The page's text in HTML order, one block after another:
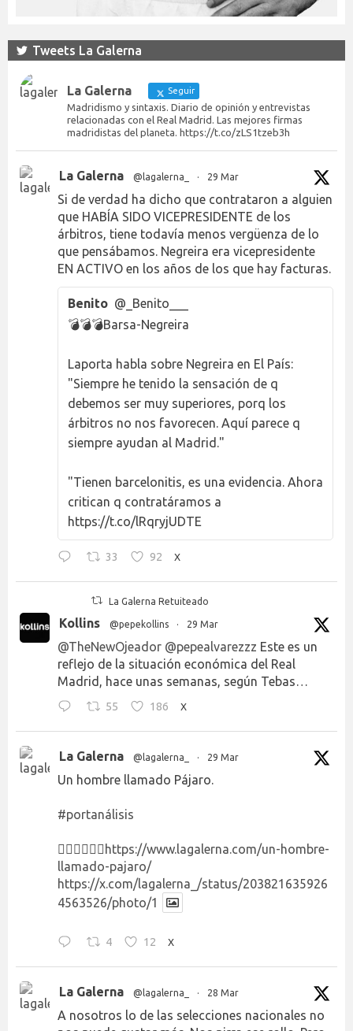
Tweets La Galerna
La Galerna Seguir
Madridismo y sintaxis. Diario de opinión y entrevistas
relacionadas con el Real Madrid. Las mejores firmas
madridistas del planeta. https://t.co/zLS1tzeb3h
La Galerna @lagalerna_ · 29 Mar
Si de verdad ha dicho que contrataron a alguien
que HABÍA SIDO VICEPRESIDENTE de los
árbitros, tiene todavía menos vergüenza de lo
que pensábamos. Negreira era vicepresidente
EN ACTIVO en los años de los que hay facturas.
Benito @_Benito___
💣💣💣Barsa-Negreira
Laporta habla sobre Negreira en El País:
"Siempre he tenido la sensación de q
debemos ser muy superiores, porq los
árbitros no nos favorecen. Aquí parece q
siempre ayudan al Madrid."
"Tienen barcelonitis, es una evidencia. Ahora
critican q contratáramos a
https://t.co/lRqryjUDTE
33 92 X
La Galerna Retuiteado
Kollins @pepekollins · 29 Mar
@TheNewOjeador @pepealvarezzz Este es un
reflejo de la situación económica del Real
Madrid, hace unas semanas, según Tebas…
55 186 X
La Galerna @lagalerna_ · 29 Mar
Un hombre llamado Pájaro.
#portanálisis
👉🏻👉🏻👉🏻 https://www.lagalerna.com/un-hombre-
llamado-pajaro/
https://x.com/lagalerna_/status/203821635926
4563526/photo/1
4 12 X
La Galerna @lagalerna_ · 28 Mar
A nosotros lo de las selecciones nacionales no